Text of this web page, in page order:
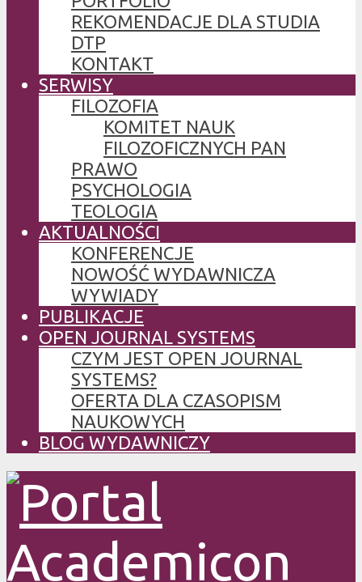
REKOMENDACJE DLA STUDIA
DTP
KONTAKT
SERWISY
FILOZOFIA
KOMITET NAUK
FILOZOFICZNYCH PAN
PRAWO
PSYCHOLOGIA
TEOLOGIA
AKTUALNOŚCI
KONFERENCJE
NOWOŚĆ WYDAWNICZA
WYWIADY
PUBLIKACJE
OPEN JOURNAL SYSTEMS
CZYM JEST OPEN JOURNAL
SYSTEMS?
OFERTA DLA CZASOPISM
NAUKOWYCH
BLOG WYDAWNICZY